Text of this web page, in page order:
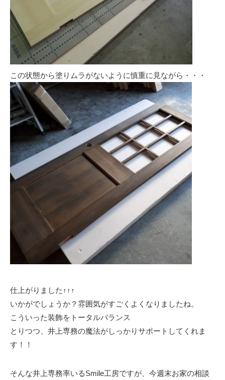
この状態から塗りムラがないように慎重に見ながら・・・
仕上がりました↑↑↑
いかがでしょうか？雰囲気がすごくよくなりましたね。
こういった装飾をトータルバランス
とりつつ、井上専務の魔法がしっかりサポートしてくれま
す！！
そんな井上専務率いるSmile工房ですが、今週末お家の相談